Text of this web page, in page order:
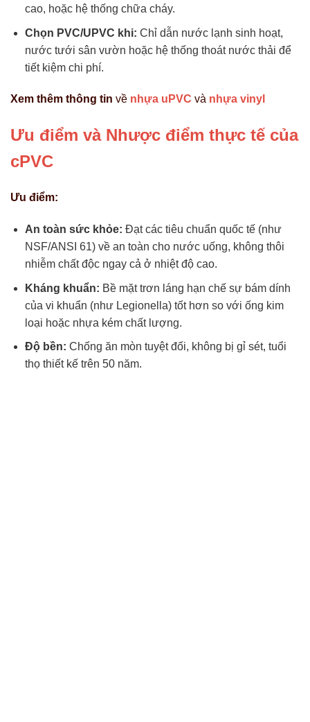
cao, hoặc hệ thống chữa cháy.
Chọn PVC/UPVC khi: Chỉ dẫn nước lạnh sinh hoạt,
nước tưới sân vườn hoặc hệ thống thoát nước thải để
tiết kiệm chi phí.
Xem thêm thông tin về nhựa uPVC và nhựa vinyl
Ưu điểm và Nhược điểm thực tế của
cPVC
Ưu điểm:
An toàn sức khỏe: Đạt các tiêu chuẩn quốc tế (như
NSF/ANSI 61) về an toàn cho nước uống, không thôi
nhiễm chất độc ngay cả ở nhiệt độ cao.
Kháng khuẩn: Bề mặt trơn láng hạn chế sự bám dính
của vi khuẩn (như Legionella) tốt hơn so với ống kim
loại hoặc nhựa kém chất lượng.
Độ bền: Chống ăn mòn tuyệt đối, không bị gỉ sét, tuổi
thọ thiết kế trên 50 năm.